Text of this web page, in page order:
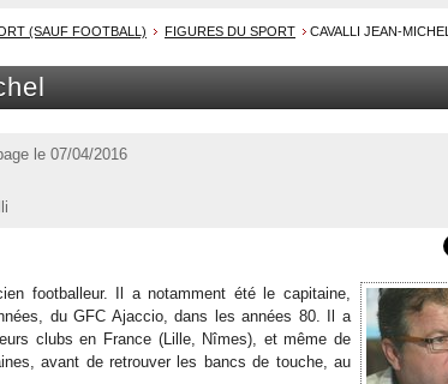
(SAUF FOOTBALL) FIGURES DU SPORT CAVALLI JEAN-MICHEL
le 07/04/2016
footballeur. Il a notamment été le capitaine,
du GFC Ajaccio, dans les années 80. Il a
clubs en France (Lille, Nîmes), et même de
avant de retrouver les bancs de touche, au